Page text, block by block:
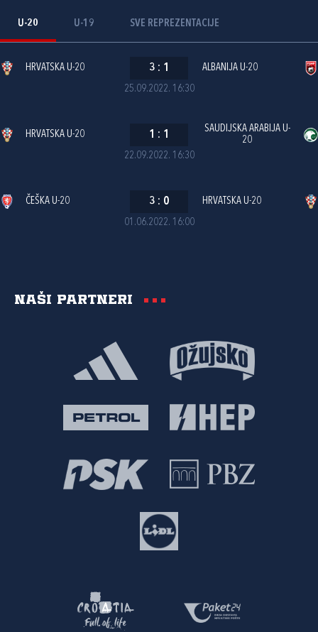
U-20 U-19 SVE REPREZENTACIJE
25.09.2022. 16:30
HRVATSKA U-20 3 : 1 ALBANIJA U-20
22.09.2022. 16:30
HRVATSKA U-20 1 : 1
SAUDIJSKA ARABIJA U-
20
01.06.2022. 16:00
ČEŠKA U-20 3 : 0 HRVATSKA U-20
Naši partneri